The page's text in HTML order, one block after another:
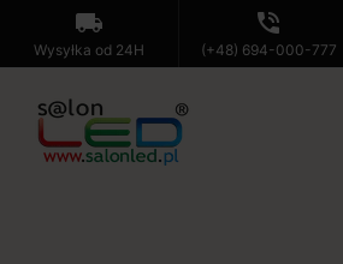
local_shipping
Wysyłka od 24H
phone_in_talk
(+48) 694-000-777